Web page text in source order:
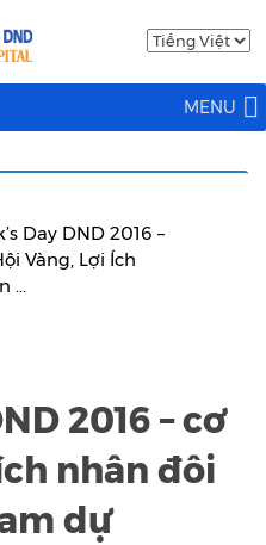
MENU
Day DND 2016 –
Vàng, Lợi Ích
...
2016 – cơ
nhân đôi
dự